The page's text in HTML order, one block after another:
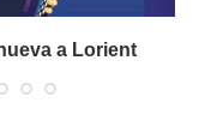
a Lorient